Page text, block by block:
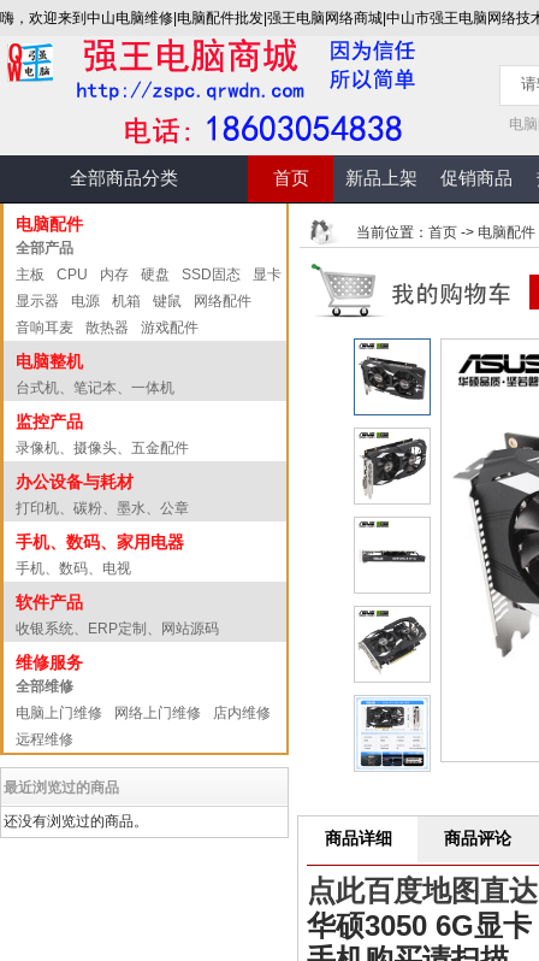
嗨，欢迎来到中山电脑维修|电脑配件批发|强王电脑网络商城|中山市强王电脑网络技
电
全部商品分类 首页 新品上架 促销商品
电脑配件
全部产品
主板
CPU 内存 硬盘 SSD固态
显卡
显示器
电源 机箱 键鼠
网络配件
音响耳麦
散热器 游戏配件
电脑整机
台式机、笔记本、一体机
监控产品
录像机、摄像头、五金配件
办公设备与耗材
打印机、碳粉、墨水、公章
手机、数码、家用电器
手机、数码、电视
软件产品
收银系统、ERP定制、网站源码
维修服务
全部维修
电脑上门维修
网络上门维修
店内维修
远程维修
最近浏览过的商品
还没有浏览过的商品。
当前位置： 首页 -> 电脑配件
商品详细 商品评论
点此百度地图直达
华硕3050 6G显卡